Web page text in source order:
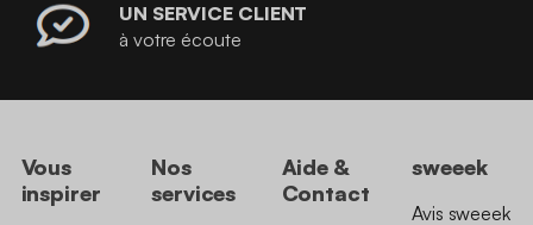
UN SERVICE CLIENT
à votre écoute
Vous
inspirer
Nos
services
Aide &
Contact
sweeek
Avis sweeek